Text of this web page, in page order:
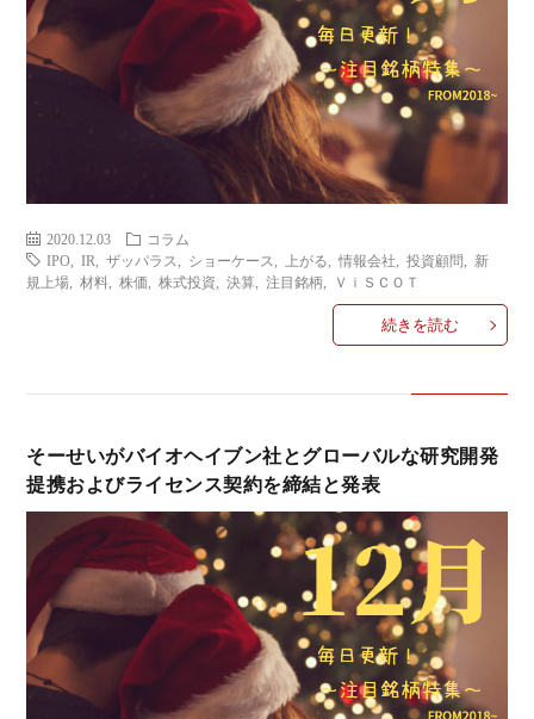
2020.12.03
コラム
IPO
,IR ,ザッパラス ショーケース 上がる ,情報会社 ,投資顧問
新
規上場 ,材料 ,株価 ,株式投資 ,決算 ,注目銘柄 ＶｉＳＣＯＴ
続きを読む
そーせいがバイオヘイブン社とグローバルな研究開発
提携およびライセンス契約を締結と発表